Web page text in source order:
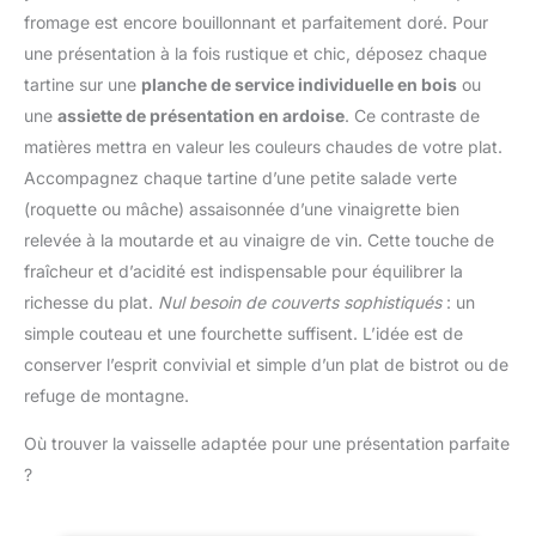
50 minutes pour chaque
recharge complète et
régulier. Compatible avec
toutes les recharges de
butane: Vous ne savez
pas quelle recharge de
vous inquiétez plus : le
chalumeau soudure au
butane Sondiko convient
à toutes les marques de
gaz butane, à buse
! Les recharges de
au chalumeau ; pour les
Utilisation Simple et
Sècurisée: Allumage
piezo intégré pour une
flamme instantanée et
verrou de sécurité
empêche toute activation
accidentelle. Après
utilisation, le verrou se
automatiquement pour
une sécurité totale,
faisant de ce chalumeau
un outil sûr. Mode
simplement la gâchette
fromage est encore bouillonnant et parfaitement doré. Pour
une présentation à la fois rustique et chic, déposez chaque
tartine sur une planche de service individuelle en bois ou
une assiette de présentation en ardoise. Ce contraste de
matières mettra en valeur les couleurs chaudes de votre plat.
Accompagnez chaque tartine d’une petite salade verte
(roquette ou mâche) assaisonnée d’une vinaigrette bien
relevée à la moutarde et au vinaigre de vin. Cette touche de
fraîcheur et d’acidité est indispensable pour équilibrer la
richesse du plat. Nul besoin de couverts sophistiqués: un
simple couteau et une fourchette suffisent. L’idée est de
conserver l’esprit convivial et simple d’un plat de bistrot ou de
refuge de montagne.
Où trouver la vaisselle adaptée pour une présentation parfaite
?